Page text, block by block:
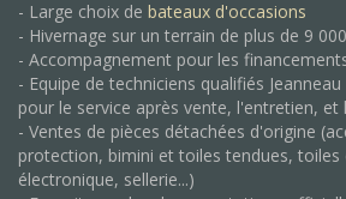
- Large choix de bateaux d'occasions
- Hivernage sur un terrain de plus de 9
- Accompagnement pour les
- Equipe de techniciens qualifiés
pour le service après vente, l'entretien,
- Ventes de pièces détachées d'origine
protection, bimini et toiles tendues, toiles
électronique, sellerie...)